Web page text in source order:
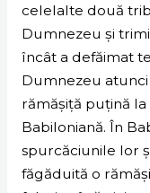
celelalte două
Dumnezeu și
încât a defăimat
Dumnezeu atunci
rămășiță puțină
Babiloniană. În
spurcăciunile lor
făgăduită o